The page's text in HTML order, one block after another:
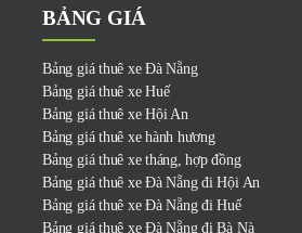
BẢNG GIÁ
Bảng giá thuê xe Đà Nẵng
Bảng giá thuê xe Huế
Bảng giá thuê xe Hội An
Bảng giá thuê xe hành hương
Bảng giá thuê xe tháng, hợp đồng
Bảng giá thuê xe Đà Nẵng đi Hội An
Bảng giá thuê xe Đà Nẵng đi Huế
Bảng giá thuê xe Đà Nẵng đi Bà Nà